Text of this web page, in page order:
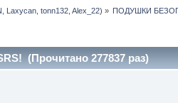
Laxycan ,tonn132 ,Alex_22) » ПОДУШКИ
(Прочитано 277837 раз)